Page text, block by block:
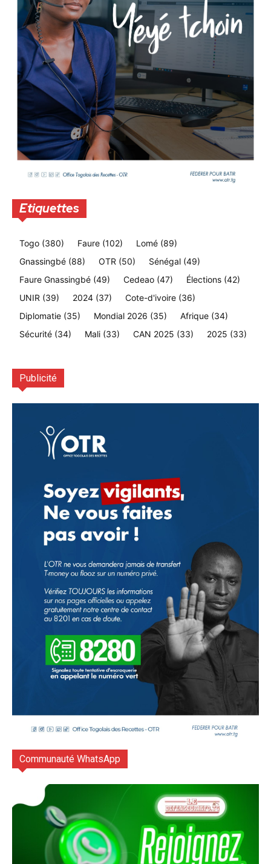
Etiquettes
Togo (380) Faure (102) Lomé (89)
Gnassingbé (88) OTR (50) Sénégal (49)
Faure Gnassingbé (49) Cedeao (47) Élections (42)
UNIR (39) 2024 (37) Cote-d'ivoire (36)
Diplomatie (35) Mondial 2026 (35) Afrique (34)
Sécurité (34) Mali (33) CAN 2025 (33) 2025 (33)
Publicité
Communauté WhatsApp